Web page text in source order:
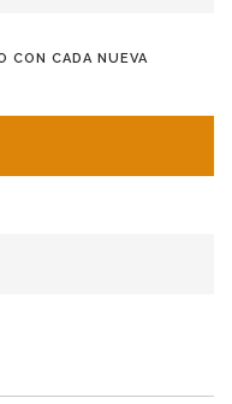
CON CADA NUEVA